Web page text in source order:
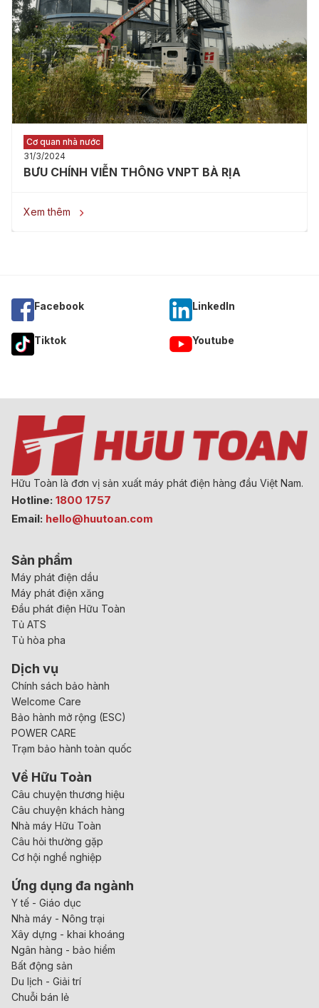
Cơ quan nhà nước
31/3/2024
BƯU CHÍNH VIỄN THÔNG VNPT BÀ RỊA
Xem thêm 
Facebook Linkedln
Tiktok Youtube
Hữu Toàn là đơn vị sản xuất máy phát điện hàng đầu Việt Nam.
Hotline: 1800 1757
Email: hello@huutoan.com
Sản phẩm
Máy phát điện dầu
Máy phát điện xăng
Đầu phát điện Hữu Toàn
Tủ ATS
Tủ hòa pha
Dịch vụ
Chính sách bảo hành
Welcome Care
Bảo hành mở rộng (ESC)
POWER CARE
Trạm bảo hành toàn quốc
Về Hữu Toàn
Câu chuyện thương hiệu
Câu chuyện khách hàng
Nhà máy Hữu Toàn
Câu hỏi thường gặp
Cơ hội nghề nghiệp
Ứng dụng đa ngành
Y tế - Giáo dục
Nhà máy - Nông trại
Xây dựng - khai khoáng
Ngân hàng - bảo hiểm
Bất động sản
Du lịch - Giải trí
Chuỗi bán lẻ